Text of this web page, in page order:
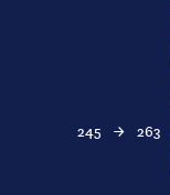
245 → 263